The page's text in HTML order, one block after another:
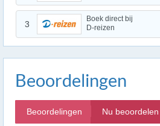
3
Boek direct bij
D-reizen
Beoordelingen
Beoordelingen Nu beoordelen